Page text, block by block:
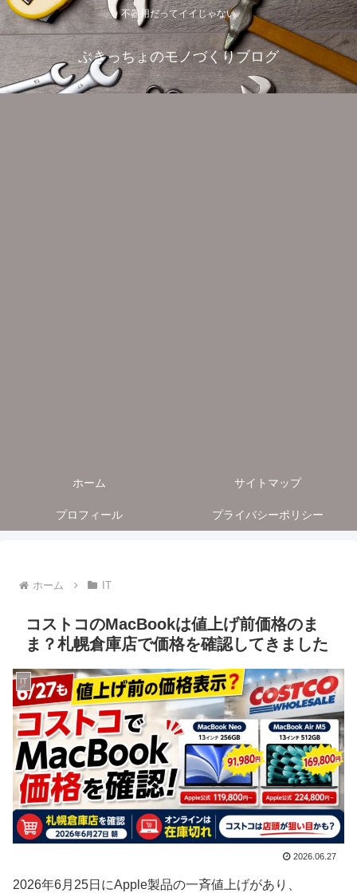
不器用だってイイじゃない
ぶきっちょのモノづくりブログ
ホーム サイトマップ
プロフィール プライバシーポリシー
ホーム IT
コストコのMacBookは値上げ前価格のま
ま？札幌倉庫店で価格を確認してきました
IT
2026.06.27
2026年6月25日にApple製品の一斉値上げがあり、